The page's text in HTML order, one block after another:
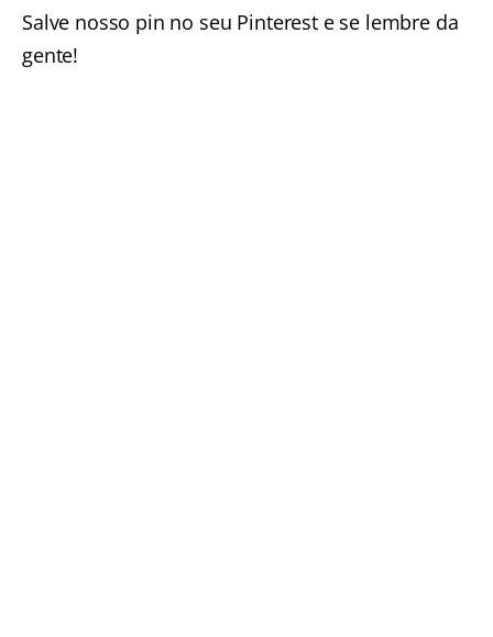
Salve nosso pin no seu Pinterest e se lembre da
gente!